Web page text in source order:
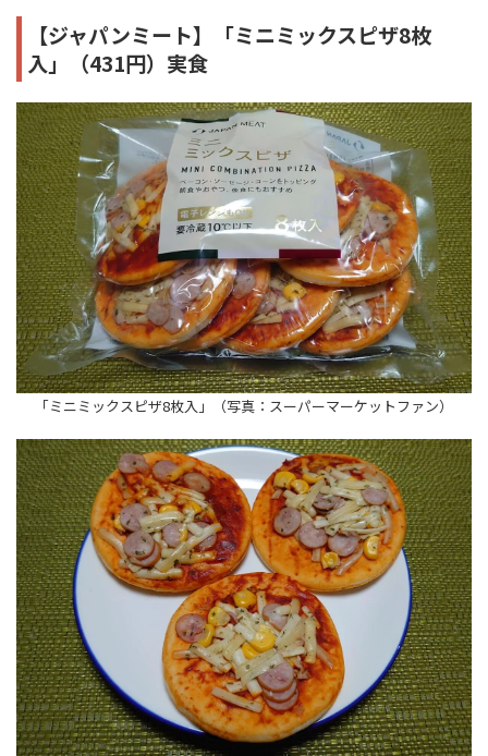
【ジャパンミート】「ミニミックスピザ8枚
入」（431円）実食
「ミニミックスピザ8枚入」（写真：スーパーマーケットファン）